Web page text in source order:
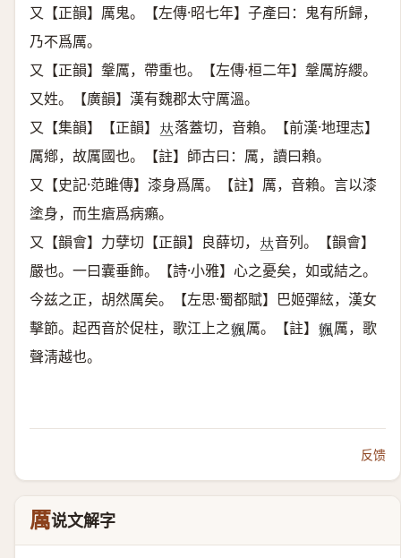
又【正韻】厲鬼。【左傳·昭七年】子產曰：鬼有所歸，
乃不爲厲。
又【正韻】鞶厲，帶重也。【左傳·桓二年】鞶厲斿纓。
又姓。【廣韻】漢有魏郡太守厲溫。
又【集韻】【正韻】 𠀤落蓋切，音賴。【前漢·地理志】
厲鄕，故厲國也。【註】師古曰：厲，讀曰賴。
又【史記·范雎傳】漆身爲厲。【註】厲，音賴。言以漆
塗身，而生瘡爲病癩。
又【韻會】力孽切【正韻】良薛切， 𠀤音列。【韻會】
嚴也。一曰囊垂飾。【詩·小雅】心之憂矣，如或結之。
今兹之正，胡然厲矣。【左思·蜀都賦】巴姬彈絃，漢女
擊節。起西音於促柱，歌江上之𩙂 厲。【註】 𩙂 厲，歌
聲淸越也。
反馈
厲说文解字